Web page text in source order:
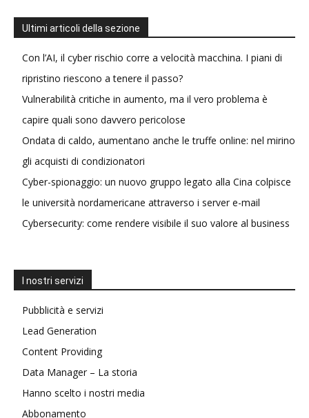
Ultimi articoli della sezione
Con l’AI, il cyber rischio corre a velocità macchina. I piani di
ripristino riescono a tenere il passo?
Vulnerabilità critiche in aumento, ma il vero problema è
capire quali sono davvero pericolose
Ondata di caldo, aumentano anche le truffe online: nel mirino
gli acquisti di condizionatori
Cyber-spionaggio: un nuovo gruppo legato alla Cina colpisce
le università nordamericane attraverso i server e-mail
Cybersecurity: come rendere visibile il suo valore al business
I nostri servizi
Pubblicità e servizi
Lead Generation
Content Providing
Data Manager – La storia
Hanno scelto i nostri media
Abbonamento